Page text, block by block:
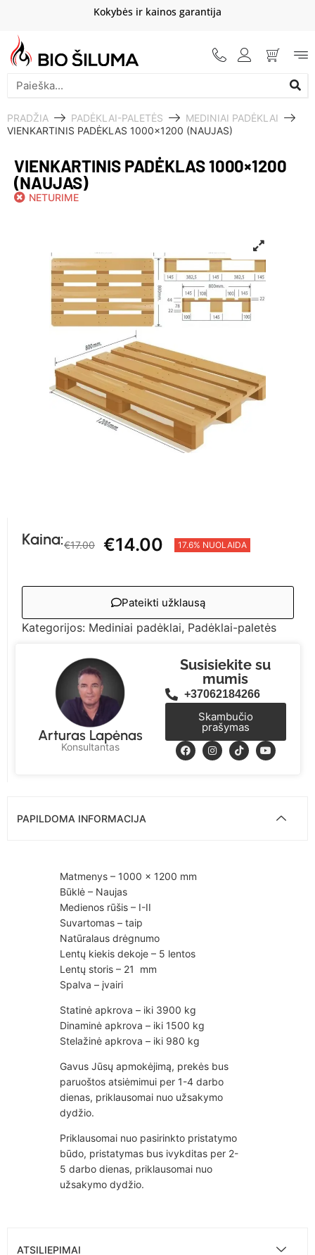
Kokybės ir kainos garantija
PRADŽIA PADĖKLAI-PALETĖS
MEDINIAI PADĖKLAI
VIENKARTINIS PADĖKLAS 1000×1200 (NAUJAS)
VIENKARTINIS PADĖKLAS 1000×1200
(NAUJAS)
NETURIME
Kaina:€17.00 €14.00 17.6% NUOLAIDA
Pateikti užklausą
Kategorijos: Mediniai padėklai, Padėklai-paletės
Susisiekite su
mumis
+37062184266
Skambučio
prašymas
Arturas Lapėnas
Konsultantas
PAPILDOMA INFORMACIJA
Matmenys – 1000 × 1200 mm
Būklė – Naujas
Medienos rūšis – I-II
Suvartomas – taip
Natūralaus drėgnumo
Lentų kiekis dekoje – 5 lentos
Lentų storis – 21 mm
Spalva – įvairi
Statinė apkrova – iki 3900 kg
Dinaminė apkrova – iki 1500 kg
Stelažinė apkrova – iki 980 kg
Gavus Jūsų apmokėjimą, prekės bus
paruoštos atsiėmimui per 1-4 darbo
dienas, priklausomai nuo užsakymo
dydžio.
Priklausomai nuo pasirinkto pristatymo
būdo, pristatymas bus ivykditas per 2-
5 darbo dienas, priklausomai nuo
užsakymo dydžio.
ATSILIEPIMAI